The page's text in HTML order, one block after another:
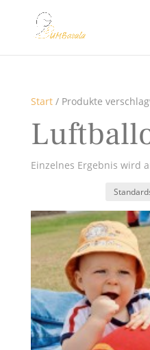
Start/ Produkte
Einzelnes Ergebnis wird